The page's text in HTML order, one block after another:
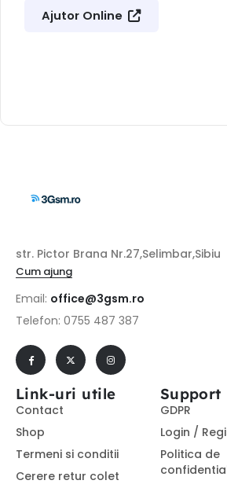
Ajutor Online
str. Pictor Brana Nr.27,Selimbar,Sibiu
Cum ajung
Email: office@3gsm.ro
Telefon: 0755 487 387
Link-uri utile
Contact
Shop
Termeni si conditii
Cerere retur colet
Support
GDPR
Login /
Politica de